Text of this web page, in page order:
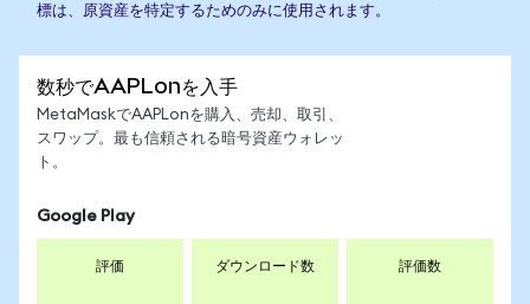
標は、原資産を特定するためのみに使用されます。
数秒でAAPLonを入手
MetaMaskでAAPLonを購入、売却、取引、
スワップ。最も信頼される暗号資産ウォレッ
ト。
Google Play
評価 ダウンロード数 評価数